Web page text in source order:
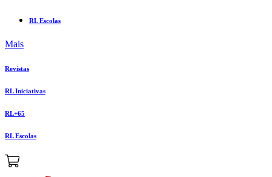
RL Escolas
Mais
Revistas
RL Iniciativas
RL+65
RL Escolas